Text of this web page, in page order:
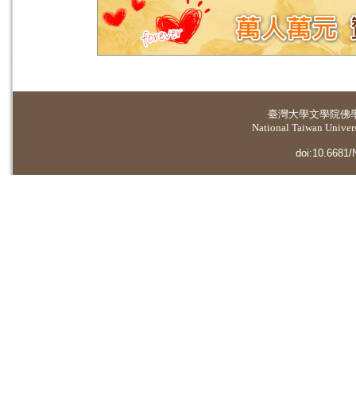
臺灣大學文學院佛
National Taiwan
doi:10.6681/